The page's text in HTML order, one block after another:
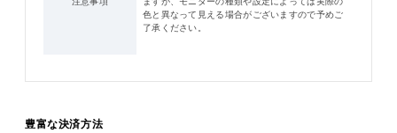
色と異なって見える場合がございますので予めご
了承ください。
豊富な決済方法